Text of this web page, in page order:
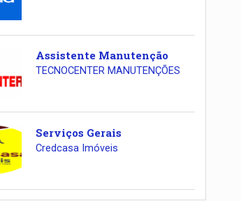
Assistente Manutenção
TECNOCENTER MANUTENÇÕES
Serviços Gerais
Credcasa Imóveis